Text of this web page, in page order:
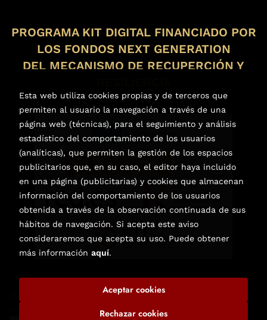
PROGRAMA KIT DIGITAL FINANCIADO POR
LOS FONDOS NEXT GENERATION
DEL MECANISMO DE RECUPERCIÓN Y
Librería de Libros Nuevos y Usados en Elche
los Derechos Reservados |
Trevenque Group
Esta web utiliza cookies propias y de terceros que
permiten al usuario la navegación a través de una
página web (técnicas), para el seguimiento y análisis
estadístico del comportamiento de los usuarios
(analíticas), que permiten la gestión de los espacios
publicitarios que, en su caso, el editor haya incluido
en una página (publicitarias) y cookies que almacenan
información del comportamiento de los usuarios
obtenida a través de la observación continuada de sus
hábitos de navegación. Si acepta este aviso
consideraremos que acepta su uso. Puede obtener
más información aquí.
Rechazar cookies
Aceptar cookies